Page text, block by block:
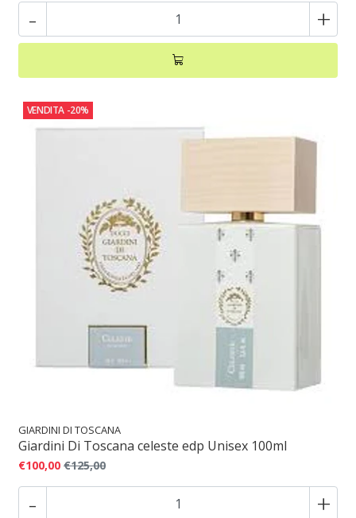
- +
VENDITA -20%
GIARDINI DI TOSCANA
Giardini Di Toscana celeste edp Unisex 100ml
€100,00 €125,00
- +